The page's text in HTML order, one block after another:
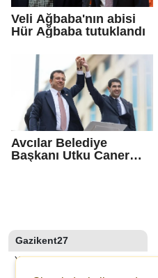
Veli Ağbaba'nın abisi
Hür Ağbaba tutuklandı
Avcılar Belediye
Başkanı Utku Caner
Gazikent27
YAZARLAR